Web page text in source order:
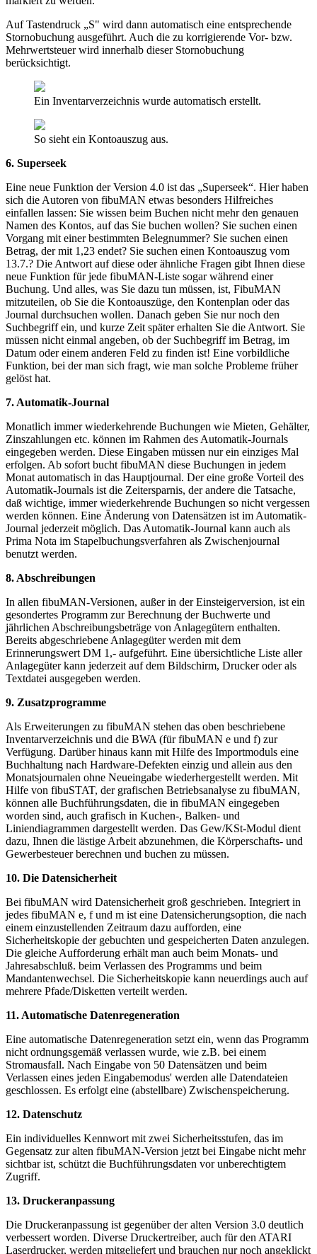
Auf Tastendruck „S" wird dann automatisch eine entsprechende
Stornobuchung ausgeführt. Auch die zu korrigierende Vor- bzw.
Mehrwertsteuer wird innerhalb dieser Stornobuchung
berücksichtigt.
Ein Inventarverzeichnis wurde automatisch erstellt.
So sieht ein Kontoauszug aus.
6. Superseek
Eine neue Funktion der Version 4.0 ist das „Superseek“. Hier haben
sich die Autoren von fibuMAN etwas besonders Hilfreiches
einfallen lassen: Sie wissen beim Buchen nicht mehr den genauen
Namen des Kontos, auf das Sie buchen wollen? Sie suchen einen
Vorgang mit einer bestimmten Belegnummer? Sie suchen einen
Betrag, der mit 1,23 endet? Sie suchen einen Kontoauszug vom
13.7.? Die Antwort auf diese oder ähnliche Fragen gibt Ihnen diese
neue Funktion für jede fibuMAN-Liste sogar während einer
Buchung. Und alles, was Sie dazu tun müssen, ist, FibuMAN
mitzuteilen, ob Sie die Kontoauszüge, den Kontenplan oder das
Journal durchsuchen wollen. Danach geben Sie nur noch den
Suchbegriff ein, und kurze Zeit später erhalten Sie die Antwort. Sie
müssen nicht einmal angeben, ob der Suchbegriff im Betrag, im
Datum oder einem anderen Feld zu finden ist! Eine vorbildliche
Funktion, bei der man sich fragt, wie man solche Probleme früher
gelöst hat.
7. Automatik-Journal
Monatlich immer wiederkehrende Buchungen wie Mieten, Gehälter,
Zinszahlungen etc. können im Rahmen des Automatik-Journals
eingegeben werden. Diese Eingaben müssen nur ein einziges Mal
erfolgen. Ab sofort bucht fibuMAN diese Buchungen in jedem
Monat automatisch in das Hauptjournal. Der eine große Vorteil des
Automatik-Journals ist die Zeitersparnis, der andere die Tatsache,
daß wichtige, immer wiederkehrende Buchungen so nicht vergessen
werden können. Eine Änderung von Datensätzen ist im Automatik-
Journal jederzeit möglich. Das Automatik-Journal kann auch als
Prima Nota im Stapelbuchungsverfahren als Zwischenjournal
benutzt werden.
8. Abschreibungen
In allen fibuMAN-Versionen, außer in der Einsteigerversion, ist ein
gesondertes Programm zur Berechnung der Buchwerte und
jährlichen Abschreibungsbeträge von Anlagegütern enthalten.
Bereits abgeschriebene Anlagegüter werden mit dem
Erinnerungswert DM 1,- aufgeführt. Eine übersichtliche Liste aller
Anlagegüter kann jederzeit auf dem Bildschirm, Drucker oder als
Textdatei ausgegeben werden.
9. Zusatzprogramme
Als Erweiterungen zu fibuMAN stehen das oben beschriebene
Inventarverzeichnis und die BWA (für fibuMAN e und f) zur
Verfügung. Darüber hinaus kann mit Hilfe des Importmoduls eine
Buchhaltung nach Hardware-Defekten einzig und allein aus den
Monatsjournalen ohne Neueingabe wiederhergestellt werden. Mit
Hilfe von fibuSTAT, der grafischen Betriebsanalyse zu fibuMAN,
können alle Buchführungsdaten, die in fibuMAN eingegeben
worden sind, auch grafisch in Kuchen-, Balken- und
Liniendiagrammen dargestellt werden. Das Gew/KSt-Modul dient
dazu, Ihnen die lästige Arbeit abzunehmen, die Körperschafts- und
Gewerbesteuer berechnen und buchen zu müssen.
10. Die Datensicherheit
Bei fibuMAN wird Datensicherheit groß geschrieben. Integriert in
jedes fibuMAN e, f und m ist eine Datensicherungsoption, die nach
einem einzustellenden Zeitraum dazu aufforden, eine
Sicherheitskopie der gebuchten und gespeicherten Daten anzulegen.
Die gleiche Aufforderung erhält man auch beim Monats- und
Jahresabschluß. beim Verlassen des Programms und beim
Mandantenwechsel. Die Sicherheitskopie kann neuerdings auch auf
mehrere Pfade/Disketten verteilt werden.
11. Automatische Datenregeneration
Eine automatische Datenregeneration setzt ein, wenn das Programm
nicht ordnungsgemäß verlassen wurde, wie z.B. bei einem
Stromausfall. Nach Eingabe von 50 Datensätzen und beim
Verlassen eines jeden Eingabemodus' werden alle Datendateien
geschlossen. Es erfolgt eine (abstellbare) Zwischenspeicherung.
12. Datenschutz
Ein individuelles Kennwort mit zwei Sicherheitsstufen, das im
Gegensatz zur alten fibuMAN-Version jetzt bei Eingabe nicht mehr
sichtbar ist, schützt die Buchführungsdaten vor unberechtigtem
Zugriff.
13. Druckeranpassung
Die Druckeranpassung ist gegenüber der alten Version 3.0 deutlich
verbessert worden. Diverse Druckertreiber, auch für den ATARI
Laserdrucker, werden mitgeliefert und brauchen nur noch angeklickt